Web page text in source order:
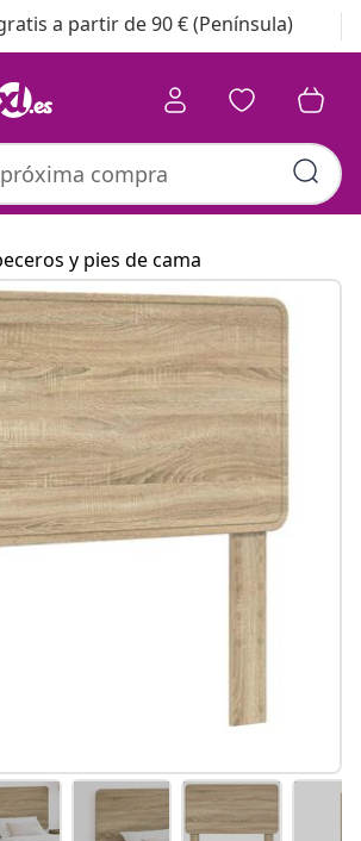
a partir de 90 € (Península)
Colección de
y pies de cama